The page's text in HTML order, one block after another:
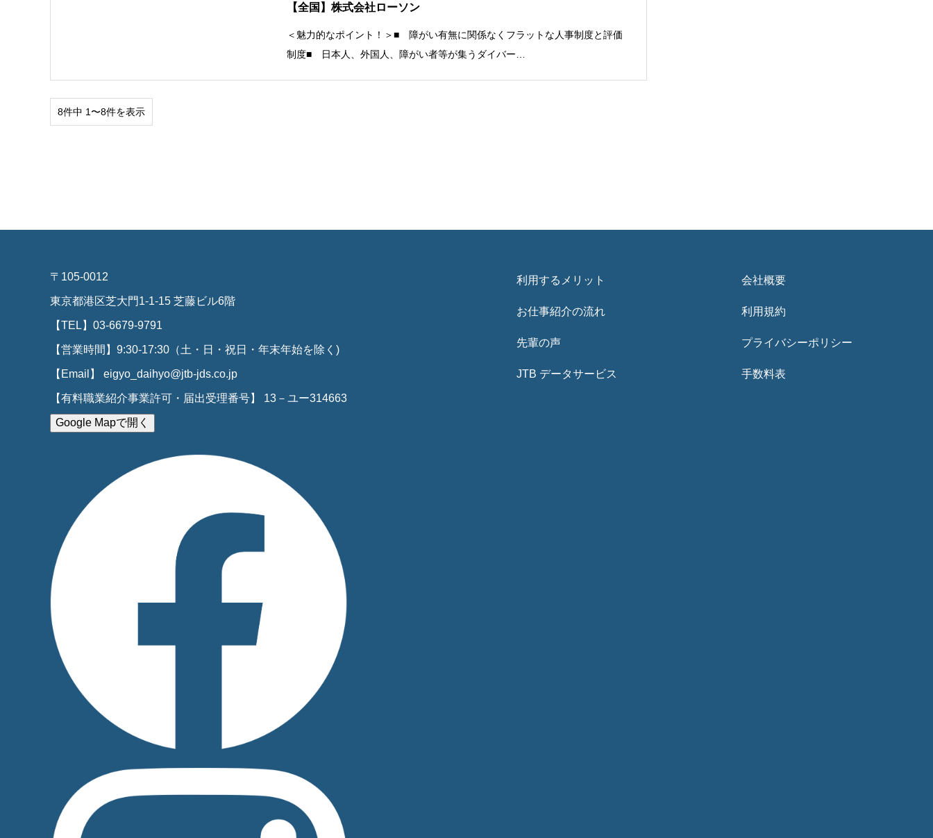
【全国】株式会社ローソン
＜魅力的なポイント！＞■ 障がい有無に関係なくフラットな人事制度と評価
制度■ 日本人、外国人、障がい者等が集うダイバー…
8件中 1〜8件を表示
〒105-0012
東京都港区芝大門1-1-15 芝藤ビル6階
【TEL】03-6679-9791
【営業時間】9:30-17:30（土・日・祝日・年末年始を除く)
【Email】 eigyo_daihyo@jtb-jds.co.jp
【有料職業紹介事業許可・届出受理番号】 13－ユー314663
Google Mapで開く
利用するメリット
お仕事紹介の流れ
先輩の声
JTB データサービス
会社概要
利用規約
プライバシーポリシー
手数料表